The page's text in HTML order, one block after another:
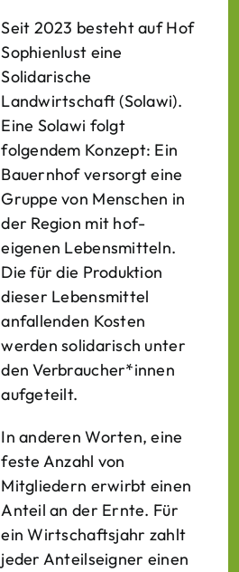
Seit 2023 besteht auf Hof
Sophienlust eine
Solidarische
Landwirtschaft (Solawi).
Eine Solawi folgt
folgendem Konzept: Ein
Bauern­hof versorgt eine
Gruppe von Menschen in
der Region mit hof­
eigenen Lebens­mitteln.
Die für die Produktion
dieser Lebens­mittel
anfallenden Kosten
werden solidarisch unter
den Verbraucher*­innen
aufgeteilt.
In anderen Worten, eine
feste Anzahl von
Mitgliedern erwirbt einen
Anteil an der Ernte. Für
ein Wirtschaftsjahr zahlt
jeder Anteilseigner einen